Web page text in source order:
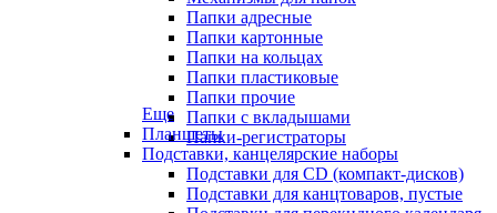
Папки адресные
Папки картонные
Папки на кольцах
Папки пластиковые
Папки прочие
Папки с вкладышами
Папки-регистраторы
Еще
Планшеты
Подставки, канцелярские наборы
Подставки для CD (компакт-дисков)
Подставки для канцтоваров, пустые